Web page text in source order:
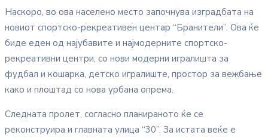
Наскоро, во ова населено место започнува изградбата на
новиот спортско-рекреативен центар “Бранители”. Ова ќе
биде еден од најубавите и најмодерните спортско-
рекреативни центри, со нови модерни игралишта за
фудбал и кошарка, детско игралиште, простор за вежбање
како и плоштад со нова урбана опрема.
Следната пролет, согласно планираното ќе се
реконструира и главната улица “30”. За истата веќе е